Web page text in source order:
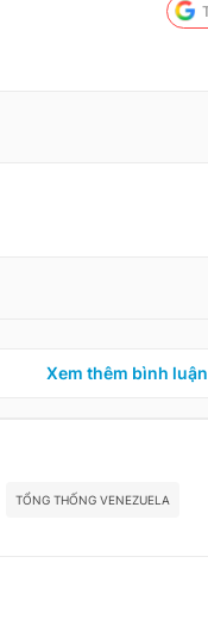
Xem thêm bình luận
TỔNG THỐNG VENEZUELA